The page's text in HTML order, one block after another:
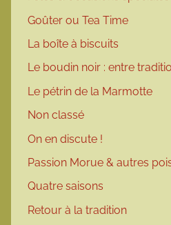
Goûter ou Tea Time
La boîte à biscuits
Le boudin noir : entre
Le pétrin de la Marmotte
Non classé
On en discute !
Passion Morue & autres
Quatre saisons
Retour à la tradition